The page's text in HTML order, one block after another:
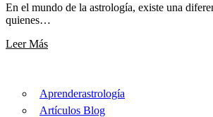
En el mundo de la astrología, existe una
quienes…
Leer Más
Aprenderastrología
Artículos Blog